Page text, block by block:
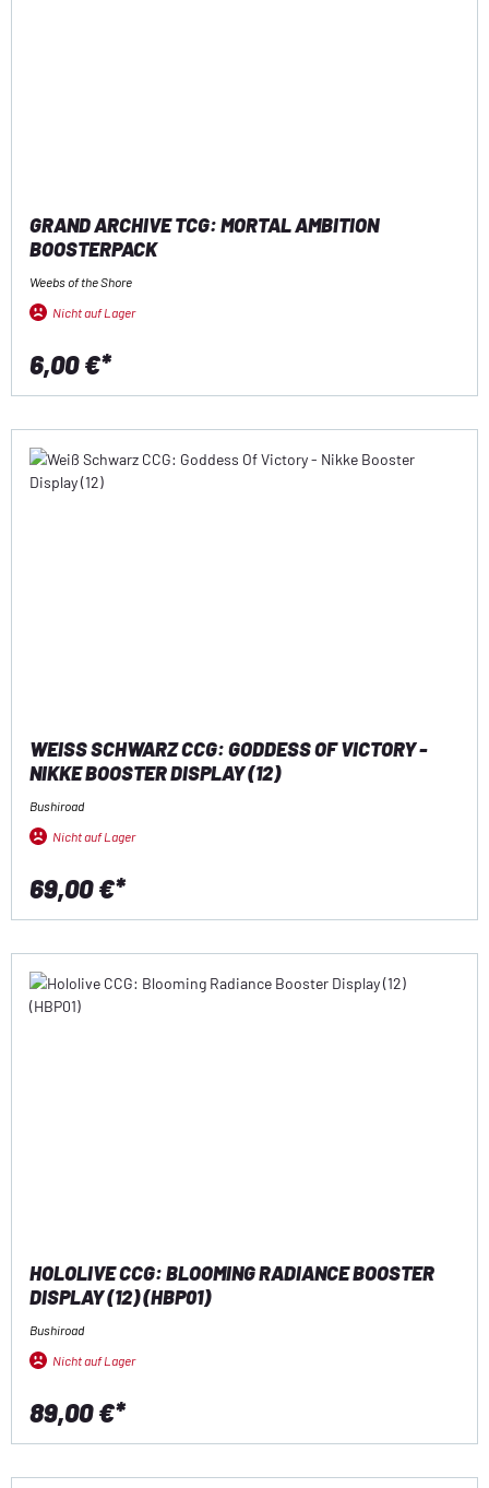
GRAND ARCHIVE TCG: MORTAL AMBITION
BOOSTERPACK
Weebs of the Shore
Nicht auf Lager
6,00 €*
WEISS SCHWARZ CCG: GODDESS OF VICTORY - N
IKKE BOOSTER DISPLAY (12)
Bushiroad
Nicht auf Lager
69,00 €*
HOLOLIVE CCG: BLOOMING RADIANCE BOOSTER
DISPLAY (12) (HBP01)
Bushiroad
Nicht auf Lager
89,00 €*